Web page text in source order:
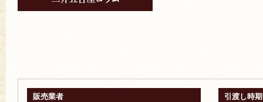
販売業者 引渡し時期